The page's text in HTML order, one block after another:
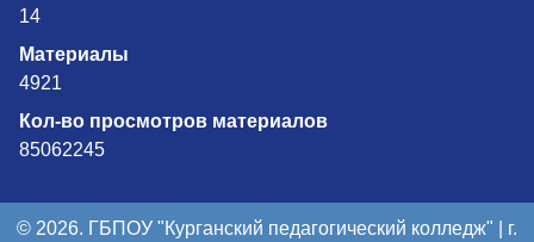
14
Материалы
4921
Кол-во просмотров материалов
85062245
© 2026. ГБПОУ "Курганский педагогический колледж" | г.